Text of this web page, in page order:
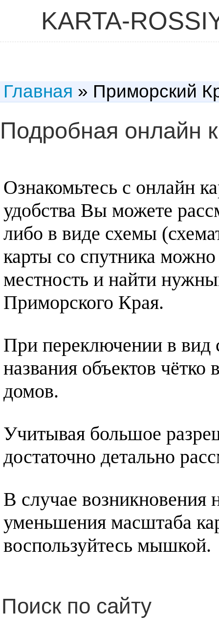
KARTA-
Главная » Приморский
Подробная онлайн
Ознакомьтесь с онлайн
удобства Вы можете
либо в виде схемы
карты со спутника можно
местность и найти
Приморского Края.
При переключении в вид
названия объектов
домов.
Учитывая большое
достаточно детально
В случае возникновения
уменьшения масштаба
воспользуйтесь мышкой.
Поиск по сайту